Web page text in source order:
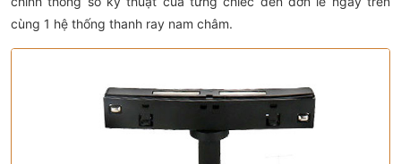
cùng 1 hệ thống thanh ray nam châm.